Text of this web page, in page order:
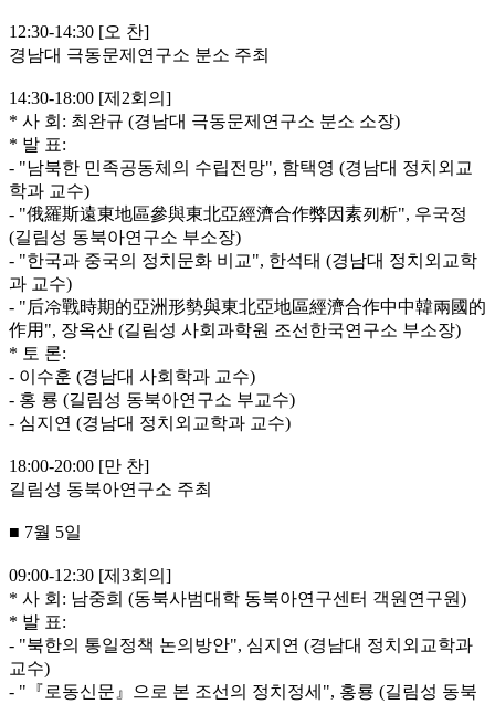
12:30-14:30 [오 찬]
경남대 극동문제연구소 분소 주최
14:30-18:00 [제2회의]
* 사 회: 최완규 (경남대 극동문제연구소 분소 소장)
* 발 표:
- "남북한 민족공동체의 수립전망", 함택영 (경남대 정치외교
학과 교수)
- "俄羅斯遠東地區參與東北亞經濟合作弊因素列析", 우국정
(길림성 동북아연구소 부소장)
- "한국과 중국의 정치문화 비교", 한석태 (경남대 정치외교학
과 교수)
- "后冷戰時期的亞洲形勢與東北亞地區經濟合作中中韓兩國的
作用", 장옥산 (길림성 사회과학원 조선한국연구소 부소장)
* 토 론:
- 이수훈 (경남대 사회학과 교수)
- 홍 룡 (길림성 동북아연구소 부교수)
- 심지연 (경남대 정치외교학과 교수)
18:00-20:00 [만 찬]
길림성 동북아연구소 주최
■ 7월 5일
09:00-12:30 [제3회의]
* 사 회: 남중희 (동북사범대학 동북아연구센터 객원연구원)
* 발 표:
- "북한의 통일정책 논의방안", 심지연 (경남대 정치외교학과
교수)
- "『로동신문』으로 본 조선의 정치정세", 홍룡 (길림성 동북